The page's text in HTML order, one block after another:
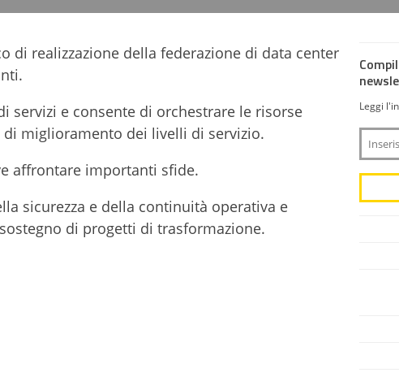
di realizzazione della federazione di data center
servizi e consente di orchestrare le risorse
miglioramento dei livelli di servizio.
affrontare importanti sfide.
sicurezza e della continuità operativa e
di progetti di trasformazione.
Leggi